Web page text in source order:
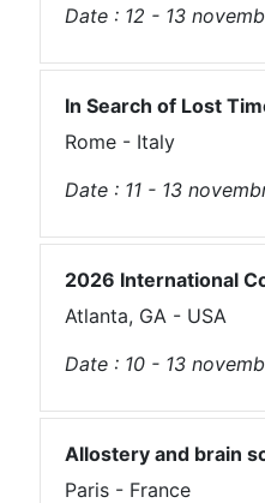
Date : 12 - 13
In Search of Lost
Rome - Italy
Date : 11 - 13
2026 International
Atlanta, GA - USA
Date : 10 - 13
Allostery and brain
Paris - France